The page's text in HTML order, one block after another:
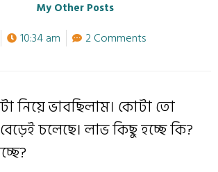
My Other Posts
10:34 am 2 Comments
নিয়ে ভাবছিলাম। কোটা তো
চলেছে। লাভ কিছু হচ্ছে কি?